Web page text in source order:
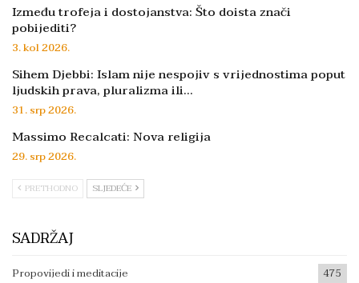
Između trofeja i dostojanstva: Što doista znači
pobijediti?
3. kol 2026.
Sihem Djebbi: Islam nije nespojiv s vrijednostima poput
ljudskih prava, pluralizma ili…
31. srp 2026.
Massimo Recalcati: Nova religija
29. srp 2026.
PRETHODNO SLJEDEĆE
SADRŽAJ
Propovijedi i meditacije
475